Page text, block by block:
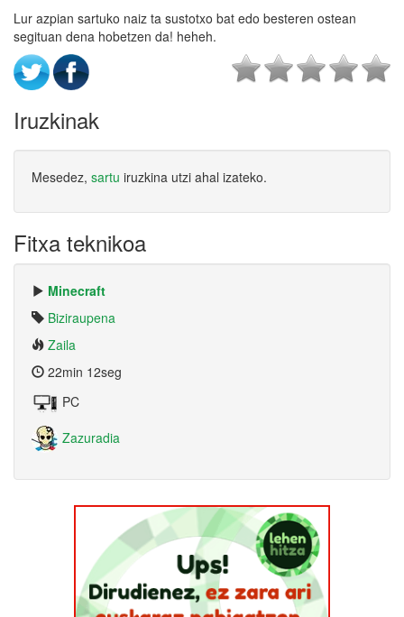
Lur azpian sartuko naiz ta sustotxo bat edo besteren ostean
segituan dena hobetzen da! heheh.
Iruzkinak
Mesedez, sartu iruzkina utzi ahal izateko.
Fitxa teknikoa
Minecraft
Biziraupena
Zaila
22min 12seg
PC
Zazuradia